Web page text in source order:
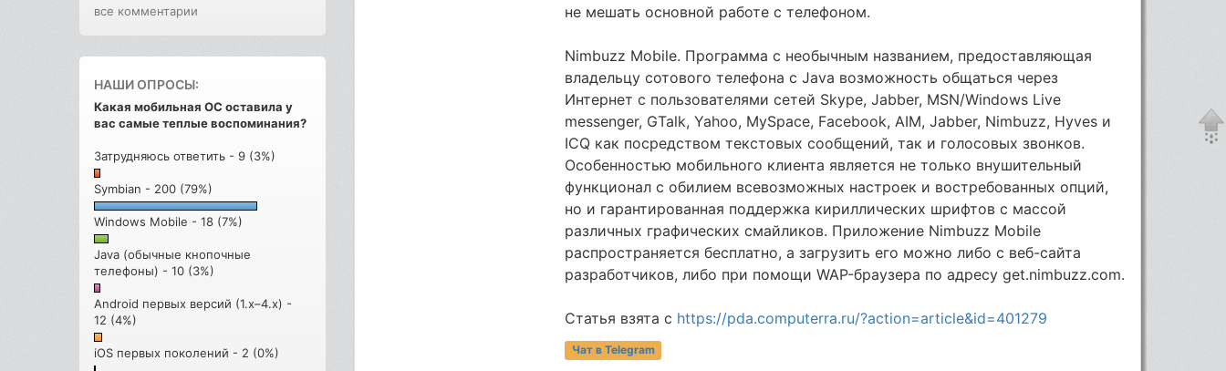
все комментарии
НАШИ ОПРОСЫ:
Какая мобильная ОС оставила у
вас самые теплые воспоминания?
Затрудняюсь ответить - 9 (3%)
Symbian - 200 (79%)
Windows Mobile - 18 (7%)
Java (обычные кнопочные
телефоны) - 10 (3%)
Android первых версий (1.x–4.x) -
12 (4%)
iOS первых поколений - 2 (0%)
не мешать основной работе с телефоном.
Nimbuzz Mobile. Программа с необычным названием, предоставляющая
владельцу сотового телефона с Java возможность общаться через
Интернет с пользователями сетей Skype, Jabber, MSN/Windows Live
messenger, GTalk, Yahoo, MySpace, Facebook, AIM, Jabber, Nimbuzz, Hyves и
ICQ как посредством текстовых сообщений, так и голосовых звонков.
Особенностью мобильного клиента является не только внушительный
функционал с обилием всевозможных настроек и востребованных опций,
но и гарантированная поддержка кириллических шрифтов с массой
различных графических смайликов. Приложение Nimbuzz Mobile
распространяется бесплатно, а загрузить его можно либо с веб-сайта
разработчиков, либо при помощи WAP-браузера по адресу get.nimbuzz.com.
Статья взята с https://pda.computerra.ru/?action=article&id=401279
Чат в Telegram